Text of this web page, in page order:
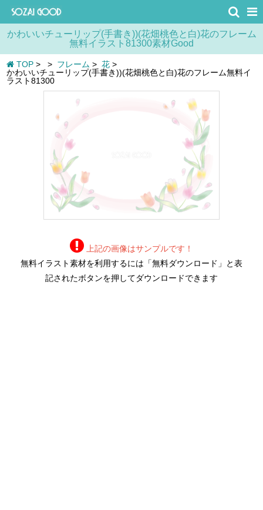
かわいいチューリップ(手書き))(花畑桃色と白)花のフレーム
無料イラスト81300素材Good
TOP > > フレーム > 花 >
かわいいチューリップ(手書き))(花畑桃色と白)花のフレーム無料イ
ラスト81300
上記の画像はサンプルです！
無料イラスト素材を利用するには「無料ダウンロード」と表
記されたボタンを押してダウンロードできます